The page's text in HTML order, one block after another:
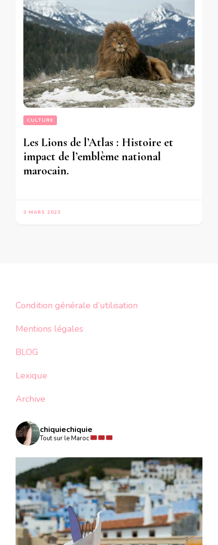
CULTURE
Les Lions de l’Atlas : Histoire et
impact de l’emblème national
marocain.
3 MARS 2023
Condition générale d’utilisation
Mentions légales
BLOG
Lexique
Archive
chiquiechiquie
Tout sur le Maroc